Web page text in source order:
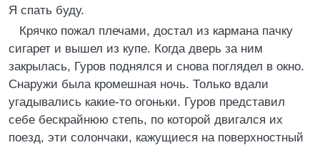
Я спать буду.
Крячко пожал плечами, достал из кармана пачку
сигарет и вышел из купе. Когда дверь за ним
закрылась, Гуров поднялся и снова поглядел в окно.
Снаружи была кромешная ночь. Только вдали
угадывались какие-то огоньки. Гуров представил
себе бескрайнюю степь, по которой двигался их
поезд, эти солончаки, кажущиеся на поверхностный